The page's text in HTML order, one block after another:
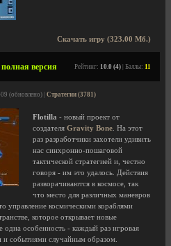
Скачать игру (323.00 Мб.)
версия Рейтинг: 10.0 (4) | Баллы: 11
(обновлено) | Стратегии (3781)
Flotilla - новый проект от
создателя Gravity Bone . На этот
раз разработчики захотели удивить
нас синхронно-пошаговой
тактической стратегией и, честно
говоря - им это удалось. Действия
разворачиваются в космосе, так
что место для различных маневров
управление космическими кораблями
которое открывает новые
одна особенность - каждый раз игровая
и событиями случайным образом.